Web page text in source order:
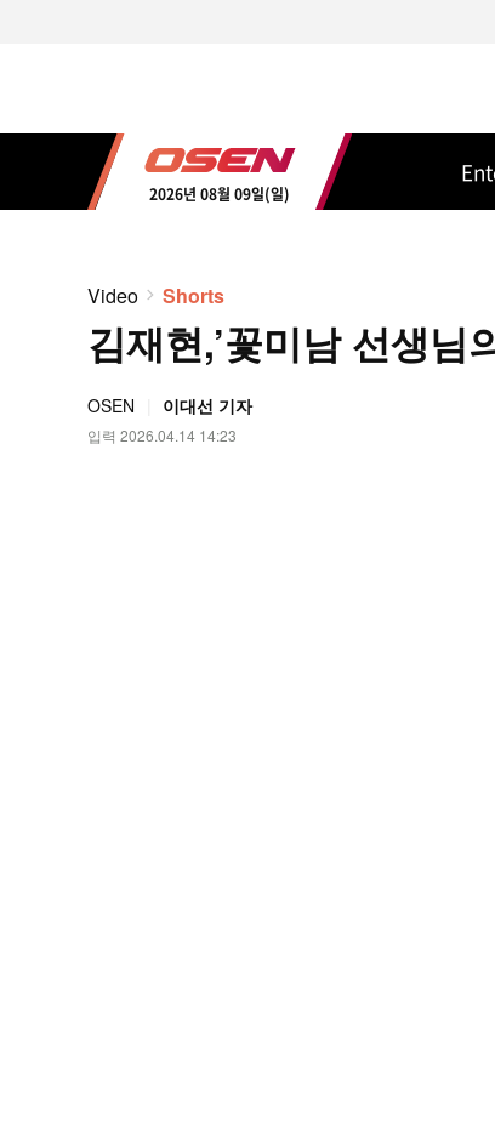
2026년 08월 09일(일)
Video Shorts
김재현,’꽃미남 선생님
OSEN 이대선 기자
입력 2026.04.14 14:23